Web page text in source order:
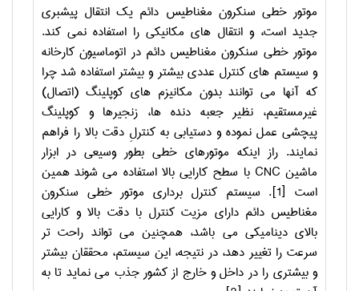
موتور خطی سنکرون مغناطیس دائم یک انتقال پیش­بری
جدید است، و انتقال­ های مکانیکی را استفاده نمی­ کند.
موتور خطی سنکرون مغناطیس دائم در اتوماسیون کارخانه
و سیستم­ های کنترل عددی بیشتر و بیشتر استفاده شد چرا
که آن­ها می­ توانند بدون مکانیزم­ های کوپلینگ (اتصال)
غیرمستقیم، نظیر جعبه­ دنده­ ها، زنجیرها و کوپلینگ
پیچشی­ عمل نموده و دستیابی به کنترلِ دقت بالا را فراهم
­نمایند. راز اینکه موتورهای خطی بطور وسیعی در ابزار
ماشین CNC با سطح کارایی بالا استفاده می­ شوند همین
است [1]. سیستم کنترل برداری موتور خطی سنکرون
مغناطیس دائم دارای مزیت کنترل با دقت بالا و کارایی
بالای دینامیکی می ­باشد، همچنین می ­تواند راحت­ تر
سرعت را تغییر دهد، در نتیجه، این سیستم، محققان بیشتر
و بیشتری را در داخل و خارج از کشور جذب می ­نماید تا به